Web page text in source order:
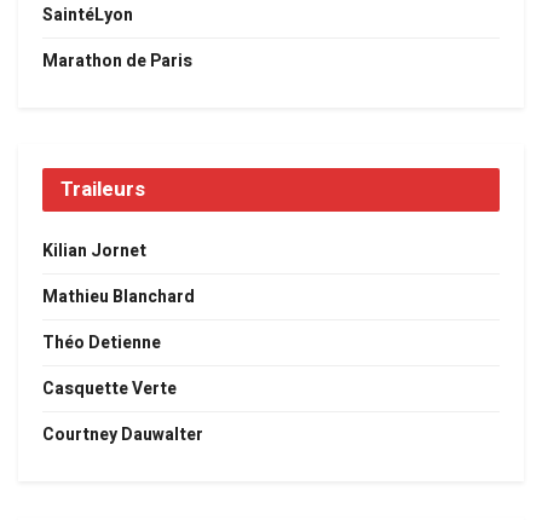
SaintéLyon
Marathon de Paris
Traileurs
Kilian Jornet
Mathieu Blanchard
Théo Detienne
Casquette Verte
Courtney Dauwalter